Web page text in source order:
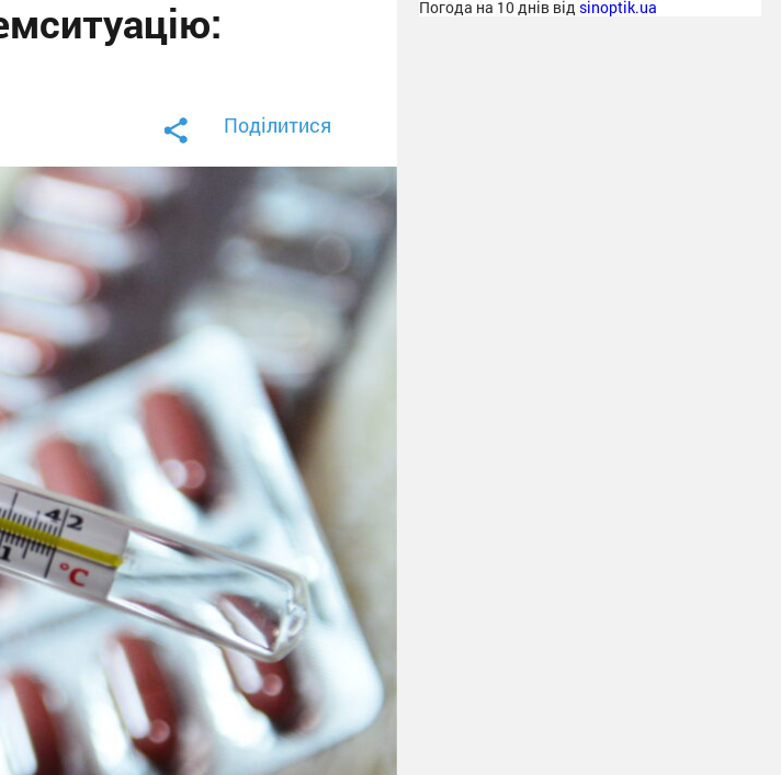
Поділитися
Погода на 10 днів від sinoptik.ua